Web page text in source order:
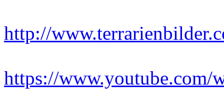
http://
https://www.youtube.com/